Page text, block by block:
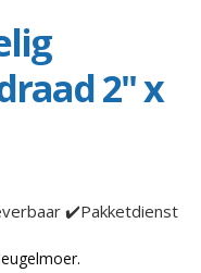
2" x
✔️Pakketdienst